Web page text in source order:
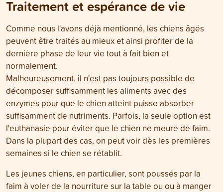
Traitement et espérance de vie
Comme nous l'avons déjà mentionné, les chiens âgés
peuvent être traités au mieux et ainsi profiter de la
dernière phase de leur vie tout à fait bien et
normalement.
Malheureusement, il n'est pas toujours possible de
décomposer suffisamment les aliments avec des
enzymes pour que le chien atteint puisse absorber
suffisamment de nutriments. Parfois, la seule option est
l'euthanasie pour éviter que le chien ne meure de faim.
Dans la plupart des cas, on peut voir dès les premières
semaines si le chien se rétablit.
Les jeunes chiens, en particulier, sont poussés par la
faim à voler de la nourriture sur la table ou ou à manger